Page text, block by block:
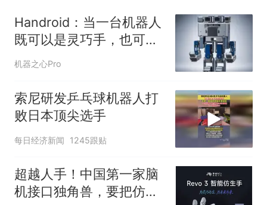
核查
力已达15级 最新研判
享界G9车型预售价公布：
43.98万起
那个在床头放菜刀的女孩，
人生
Handroid：当一台机器人
既可以是灵巧手，也可以
是人形机器人
机器之心Pro
索尼研发乒乓球机器人打
败日本顶尖选手
每日经济新闻 1245跟贴
超越人手！中国第一家脑
机接口独角兽，要把仿生